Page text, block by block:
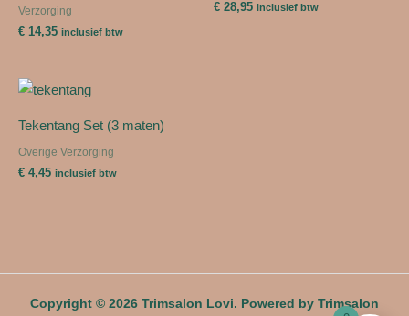
Verzorging
€ 14,35 inclusief btw
€ 28,95 inclusief btw
Tekentang Set (3 maten)
Overige Verzorging
€ 4,45 inclusief btw
Copyright © 2026 Trimsalon Lovi. Powered by Trimsalon